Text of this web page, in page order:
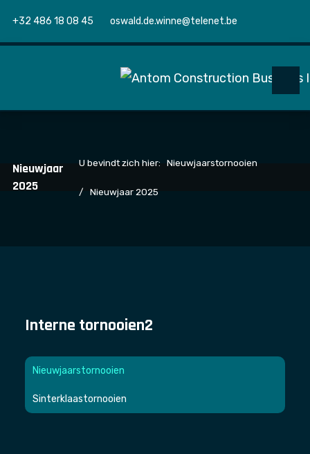
+32 486 18 08 45 oswald.de.winne@telenet.be
Nieuwjaar
2025
U bevindt zich hier: Nieuwjaarstornooien
Nieuwjaar 2025
Interne tornooien2
Nieuwjaarstornooien
Sinterklaastornooien